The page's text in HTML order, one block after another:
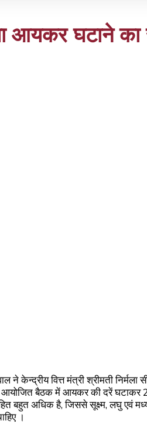
आयकर घटाने
केन्द्रीय वित्त मंत्री श्रीमती
आयोजित बैठक में आयकर की दरें घटाकर
बहुत अधिक है, जिससे सूक्ष्म, लघु एवं
।